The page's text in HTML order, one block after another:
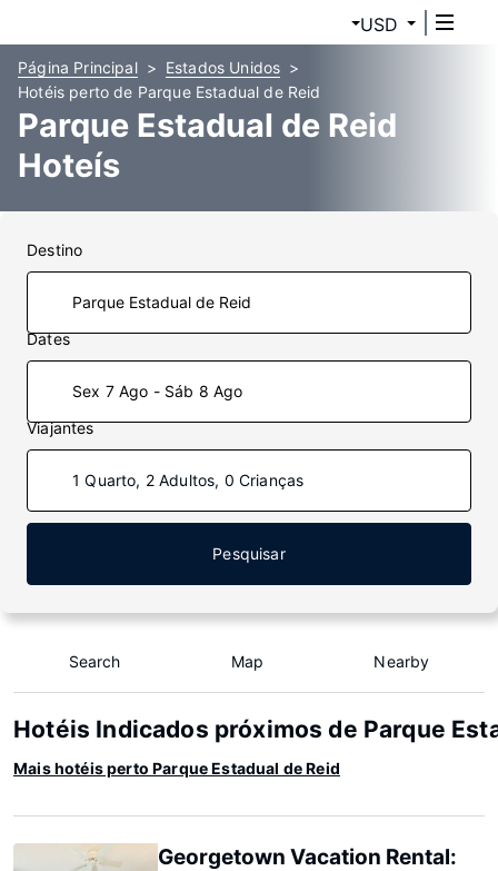
USD
Página Principal
Estados Unidos
Hotéis perto de Parque Estadual de Reid
Parque Estadual de Reid
Hoteís
Destino
Dates
Sex 7 Ago - Sáb 8 Ago
Viajantes
1 Quarto, 2 Adultos, 0 Crianças
Pesquisar
Search Map Nearby
Hotéis Indicados próximos de Parque
Mais hotéis perto Parque Estadual de Reid
Georgetown Vacation Rental: